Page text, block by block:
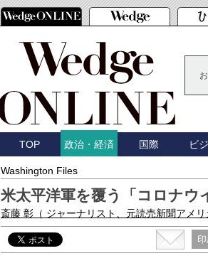
TOP 政治・経済 国際 ビ
Washington Files
米太平洋軍を覆う「コロナウ
斎藤 彰 （ ジャーナリスト、元読売新聞アメ